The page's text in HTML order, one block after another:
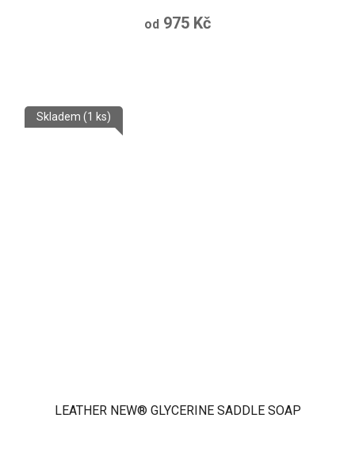
od 975 Kč
LEATHER NEW® GLYCERINE SADDLE SOAP
Skladem (1 ks)